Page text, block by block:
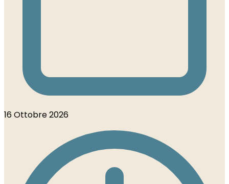
16 Ottobre 2026